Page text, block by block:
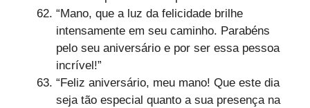
“Mano, que a luz da felicidade brilhe
intensamente em seu caminho. Parabéns
pelo seu aniversário e por ser essa pessoa
incrível!”
“Feliz aniversário, meu mano! Que este dia
seja tão especial quanto a sua presença na